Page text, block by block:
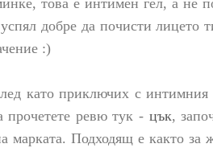
това е интимен гел, а не
добре да почисти
:)
като приключих с
прочетете ревю тук - цък,
марката. Подходящ е както